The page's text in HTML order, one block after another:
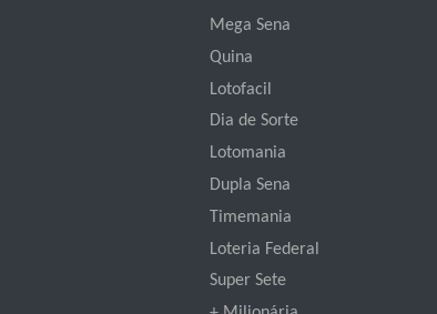
Mega Sena
Quina
Lotofacil
Dia de Sorte
Lotomania
Dupla Sena
Timemania
Loteria Federal
Super Sete